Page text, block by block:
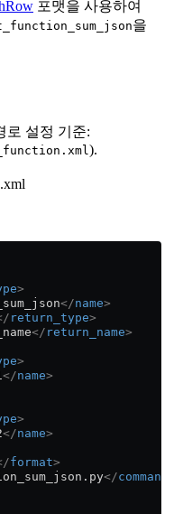
포맷을 사용하여
을
로 설정 기준:
).
>
</name>
return_type>
</ return_name>
>
</name>
>
</name>
format>
</command